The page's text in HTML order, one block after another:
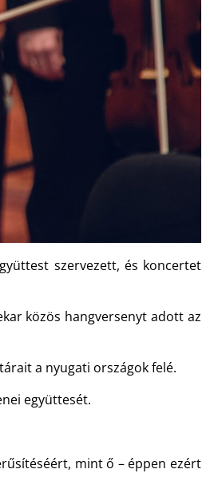
szervezett, és koncertet
közös hangversenyt adott az
a nyugati országok felé.
együttesét.
mint ő – éppen ezért